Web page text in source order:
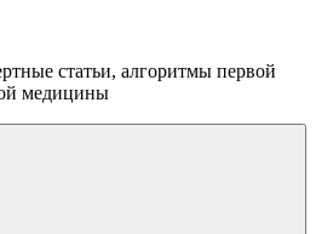
статьи, алгоритмы первой
медицины